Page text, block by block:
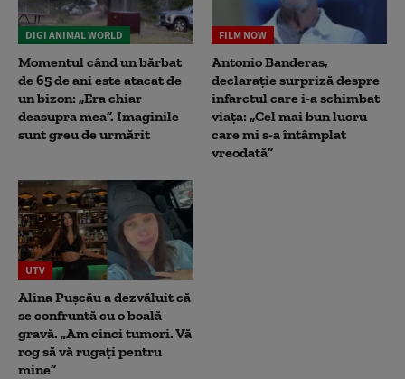
DIGI ANIMAL WORLD
Momentul când un bărbat
de 65 de ani este atacat de
un bizon: „Era chiar
deasupra mea”. Imaginile
sunt greu de urmărit
FILM NOW
Antonio Banderas,
declarație surpriză despre
infarctul care i-a schimbat
viața: „Cel mai bun lucru
care mi s-a întâmplat
vreodată”
UTV
Alina Pușcău a dezvăluit că
se confruntă cu o boală
gravă. „Am cinci tumori. Vă
rog să vă rugați pentru
mine”